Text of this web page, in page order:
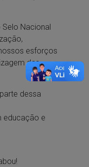
Nacional
esforços
das
dessa
educação e